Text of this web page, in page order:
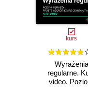
kurs
Wyrażenia
regularne.
video.